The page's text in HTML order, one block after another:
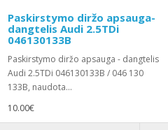
Paskirstymo diržo apsauga-
dangtelis Audi 2.5TDi
046130133B
Paskirstymo diržo apsauga - dangtelis
Audi 2.5TDi 046130133B / 046 130
133B, naudota...
10.00€